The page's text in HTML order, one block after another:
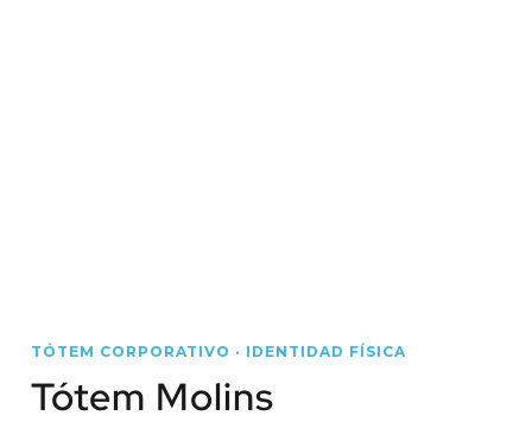
TÓTEM CORPORATIVO · IDENTIDAD FÍSICA
Tótem Molins